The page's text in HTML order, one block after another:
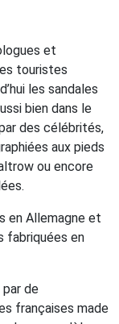
et
touristes
les sandales
bien dans le
des célébrités,
aux pieds
ou encore
en Allemagne et
fabriquées en
de
françaises made